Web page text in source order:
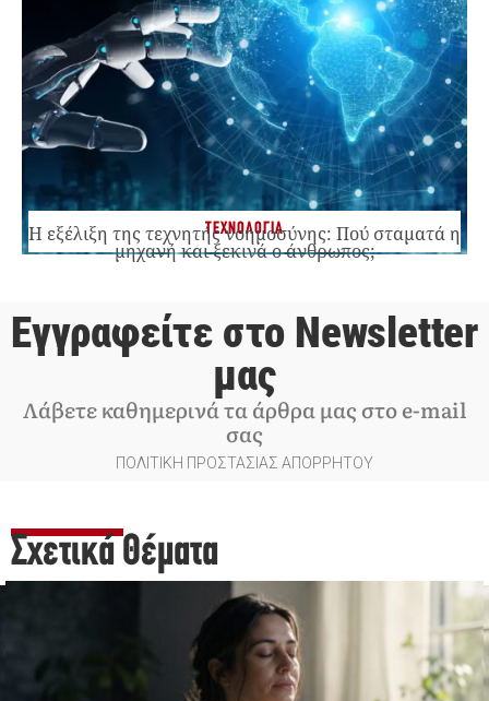
ΤΕΧΝΟΛΟΓΙΑ
Η εξέλιξη της τεχνητής νοημοσύνης: Πού σταματά η
μηχανή και ξεκινά ο άνθρωπος;
Εγγραφείτε στο Newsletter
μας
Λάβετε καθημερινά τα άρθρα μας στο e-mail
σας
ΠΟΛΙΤΙΚΗ ΠΡΟΣΤΑΣΙΑΣ ΑΠΟΡΡΗΤΟΥ
Σχετικά Θέματα